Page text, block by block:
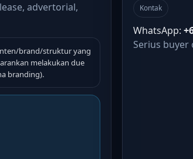
advertorial,
brand/struktur yang
melakukan due
branding).
Kontak
WhatsApp:
Serius buyer